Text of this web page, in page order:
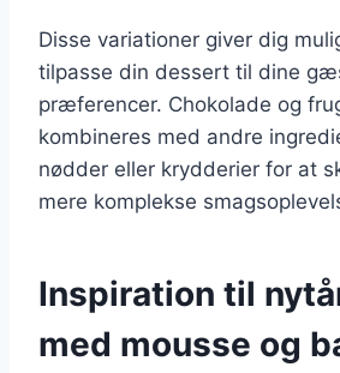
Disse variationer giver dig
tilpasse din dessert til dine
præferencer. Chokolade og
kombineres med andre
nødder eller krydderier for at
mere komplekse
Inspiration til
med mousse og